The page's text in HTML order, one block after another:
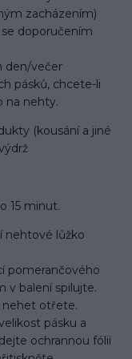
zacházením)
doporučením
den/večer
pásků, chcete-li
na nehty.
(kousání a jiné
15 minut.
nehtové lůžko
pomerančového
v balení spilujte.
nehet otřete.
pásku a
ochrannou fólii